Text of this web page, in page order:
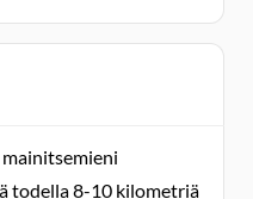
todella 8-10 kilometriä